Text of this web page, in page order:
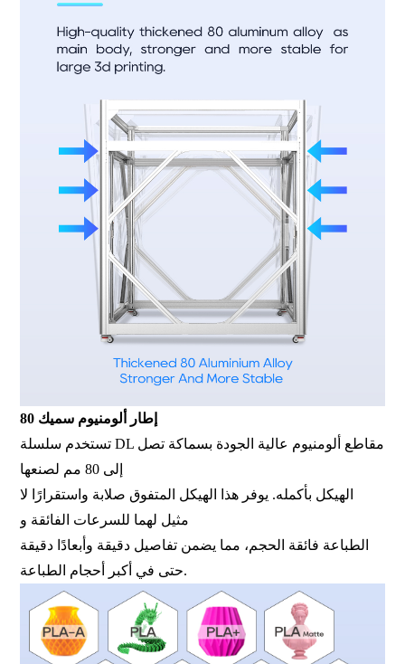
إطار ألومنيوم سميك 80
تستخدم سلسلة DL مقاطع ألومنيوم عالية الجودة بسماكة تصل
الهيكل بأكمله. يوفر هذا الهيكل المتفوق صلابة واستقرارًا لا
الطباعة فائقة الحجم، مما يضمن تفاصيل دقيقة وأبعادًا دقيقة
حتى في أكبر أحجام الطباعة.